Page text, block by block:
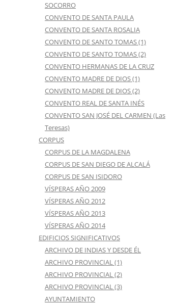
SOCORRO
CONVENTO DE SANTA PAULA
CONVENTO DE SANTA ROSALIA
CONVENTO DE SANTO TOMAS (1)
CONVENTO DE SANTO TOMAS (2)
CONVENTO HERMANAS DE LA CRUZ
CONVENTO MADRE DE DIOS (1)
CONVENTO MADRE DE DIOS (2)
CONVENTO REAL DE SANTA INÉS
CONVENTO SAN JOSÉ DEL CARMEN (Las
Teresas)
CORPUS
CORPUS DE LA MAGDALENA
CORPUS DE SAN DIEGO DE ALCALÁ
CORPUS DE SAN ISIDORO
VÍSPERAS AÑO 2009
VÍSPERAS AÑO 2012
VÍSPERAS AÑO 2013
VÍSPERAS AÑO 2014
EDIFICIOS SIGNIFICATIVOS
ARCHIVO DE INDIAS Y DESDE ÉL
ARCHIVO PROVINCIAL (1)
ARCHIVO PROVINCIAL (2)
ARCHIVO PROVINCIAL (3)
AYUNTAMIENTO